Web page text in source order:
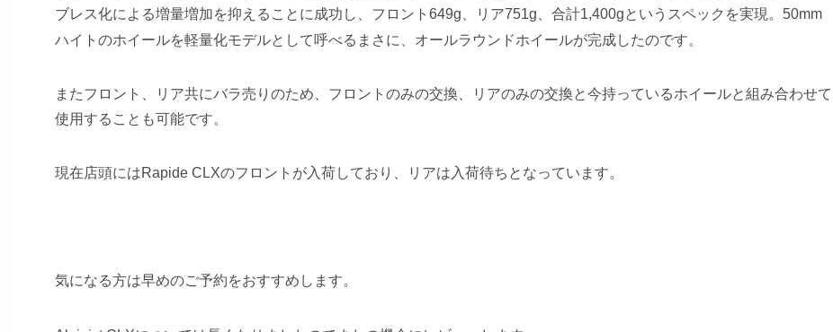
ブレス化による増量増加を抑えることに成功し、 フロント649g、リア751g、合計1,400gというスペックを実現。50mm
ハイトのホイールを軽量化モデルとして呼べるまさに、オールラウンドホイールが完成したのです。
またフロント、リア共にバラ売りのため、フロントのみの交換、リアのみの交換と今持っているホイールと組み合わせて
使用することも可能です。
現在店頭にはRapide CLXのフロントが入荷しており、リアは入荷待ちとなっています。
気になる方は早めのご予約をおすすめします。